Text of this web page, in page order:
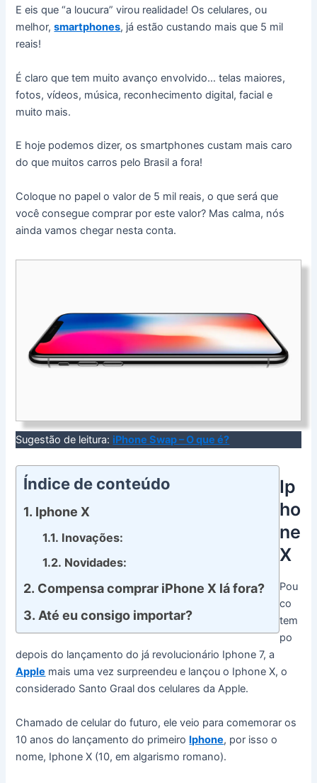
E eis que “a loucura” virou realidade! Os celulares, ou
melhor,smartphones, já estão custando mais que 5 mil
reais!
É claro que tem muito avanço envolvido… telas maiores,
fotos, vídeos, música, reconhecimento digital, facial e
muito mais.
E hoje podemos dizer, os smartphones custam mais caro
do que muitos carros pelo Brasil a fora!
Coloque no papel o valor de 5 mil reais, o que será que
você consegue comprar por este valor? Mas calma, nós
ainda vamos chegar nesta conta.
Sugestão de leitura: iPhone Swap – O que é?
Índice de conteúdo
Iphone X
Inovações:
Novidades:
Compensa comprar iPhone X lá fora?
Até eu consigo importar?
Ip
ho
ne
X
Pou
co
tem
po
depois do lançamento do já revolucionário Iphone 7, a
Apple mais uma vez surpreendeu e lançou o Iphone X, o
considerado Santo Graal dos celulares da Apple.
Chamado de celular do futuro, ele veio para comemorar os
10 anos do lançamento do primeiro Iphone, por isso o
nome, Iphone X (10, em algarismo romano).